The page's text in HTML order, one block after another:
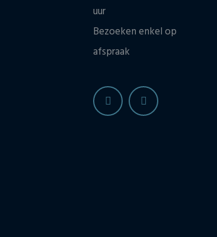
uur
Bezoeken enkel op
afspraak